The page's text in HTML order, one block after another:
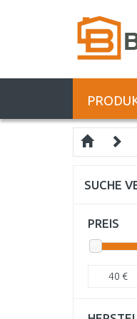
SUCHE
PREIS
40 €